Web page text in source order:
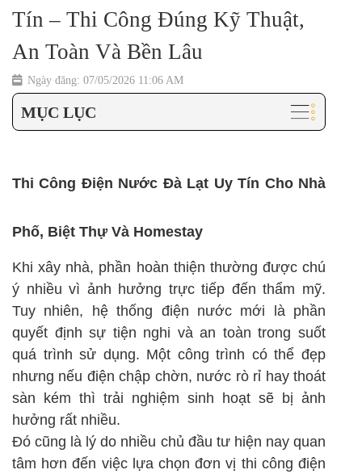
Tín – Thi Công Đúng Kỹ Thuật,
An Toàn Và Bền Lâu
Ngày đăng: 07/05/2026 11:06 AM
MỤC LỤC
Thi Công Điện Nước Đà Lạt Uy Tín Cho Nhà
Phố, Biệt Thự Và Homestay
Khi xây nhà, phần hoàn thiện thường được chú
ý nhiều vì ảnh hưởng trực tiếp đến thẩm mỹ.
Tuy nhiên, hệ thống điện nước mới là phần
quyết định sự tiện nghi và an toàn trong suốt
quá trình sử dụng. Một công trình có thể đẹp
nhưng nếu điện chập chờn, nước rò rỉ hay thoát
sàn kém thì trải nghiệm sinh hoạt sẽ bị ảnh
hưởng rất nhiều.
Đó cũng là lý do nhiều chủ đầu tư hiện nay quan
tâm hơn đến việc lựa chọn đơn vị thi công điện